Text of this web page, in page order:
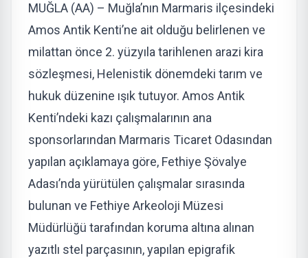
MUĞLA (AA) – Muğla’nın Marmaris ilçesindeki
Amos Antik Kenti’ne ait olduğu belirlenen ve
milattan önce 2. yüzyıla tarihlenen arazi kira
sözleşmesi, Helenistik dönemdeki tarım ve
hukuk düzenine ışık tutuyor. Amos Antik
Kenti’ndeki kazı çalışmalarının ana
sponsorlarından Marmaris Ticaret Odasından
yapılan açıklamaya göre, Fethiye Şövalye
Adası’nda yürütülen çalışmalar sırasında
bulunan ve Fethiye Arkeoloji Müzesi
Müdürlüğü tarafından koruma altına alınan
yazıtlı stel parçasının, yapılan epigrafik